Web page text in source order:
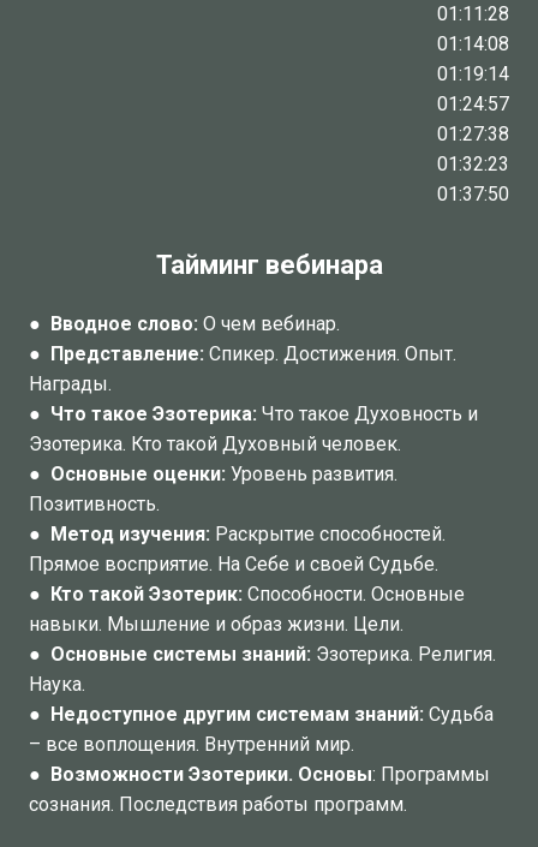
01:11:28
01:14:08
01:19:14
01:24:57
01:27:38
01:32:23
01:37:50
Тайминг вебинара
● Вводное слово: О чем вебинар.
● Представление: Спикер. Достижения. Опыт.
Награды.
● Что такое Эзотерика: Что такое Духовность и
Эзотерика. Кто такой Духовный человек.
● Основные оценки: Уровень развития.
Позитивность.
● Метод изучения: Раскрытие способностей.
Прямое восприятие. На Себе и своей Судьбе.
● Кто такой Эзотерик: Способности. Основные
навыки. Мышление и образ жизни. Цели.
● Основные системы знаний: Эзотерика. Религия.
Наука.
● Недоступное другим системам знаний: Судьба
– все воплощения. Внутренний мир.
● Возможности Эзотерики. Основы: Программы
сознания. Последствия работы программ.